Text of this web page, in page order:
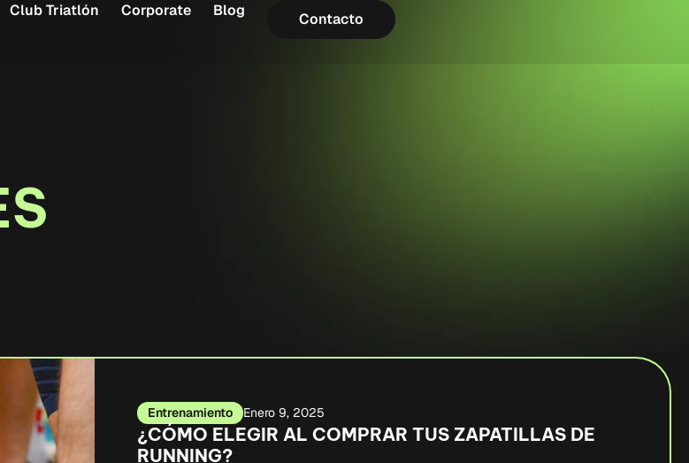
Club Triatlón Corporate Blog Contacto
Entrenamiento Enero 9, 2025
¿CÓMO ELEGIR AL COMPRAR TUS ZAPATILLAS DE
RUNNING?